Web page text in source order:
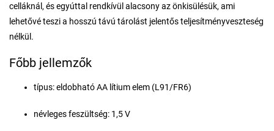
celláknál, és egyúttal rendkívül alacsony az önkisülésük, ami
lehetővé teszi a hosszú távú tárolást jelentős teljesítményveszteség
nélkül.
Főbb jellemzők
típus: eldobható AA lítium elem (L91/FR6)
névleges feszültség: 1,5 V